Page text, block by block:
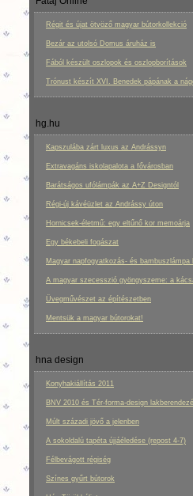
Régit és újat ötvöző magyar bútorkollekció
Bezár az utolsó Domus áruház is
Fából készült oszlopok és oszlopborítások
Trónust készít XVI. Benedek pápának a
hg.hu
Kapszulába zárt luxus az Andrássyn
Extravagáns iskolapalota a fővárosban
Barátságos ufólámpák az A+Z Designtól
Régi-új kávéüzlet az Andrássy úton
Hornicsek-életmű: egy eltűnő kor memoárja
Egy békebeli fogászat
Magyar napfogyatkozás- és bambuszlámpa
A magyar szecesszió gyöngyszeme: a
Üvegművészet az építészetben
Mentsük a magyar bútorokat!
hna design
Konyhakiállítás 2011
BNV 2010 és Tér-forma-design
Múlt századi jövő a jelenben
A sokoldalú tapéta újjáéledése (repost 4-7)
Félbevágott régiség
Színes gyűrt bútorok